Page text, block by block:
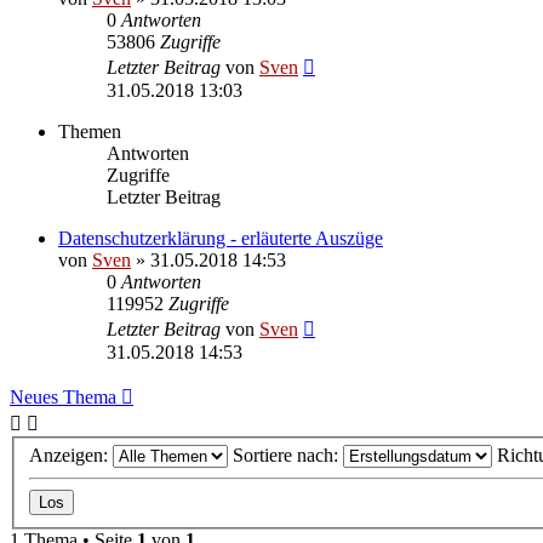
0 Antworten
53806 Zugriffe
Letzter Beitrag von Sven
31.05.2018 13:03
Themen
Antworten
Zugriffe
Letzter Beitrag
Datenschutzerklärung - erläuterte Auszüge
von Sven » 31.05.2018 14:53
0 Antworten
119952 Zugriffe
Letzter Beitrag von Sven
31.05.2018 14:53
Neues Thema
Anzeigen: Sortiere nach: